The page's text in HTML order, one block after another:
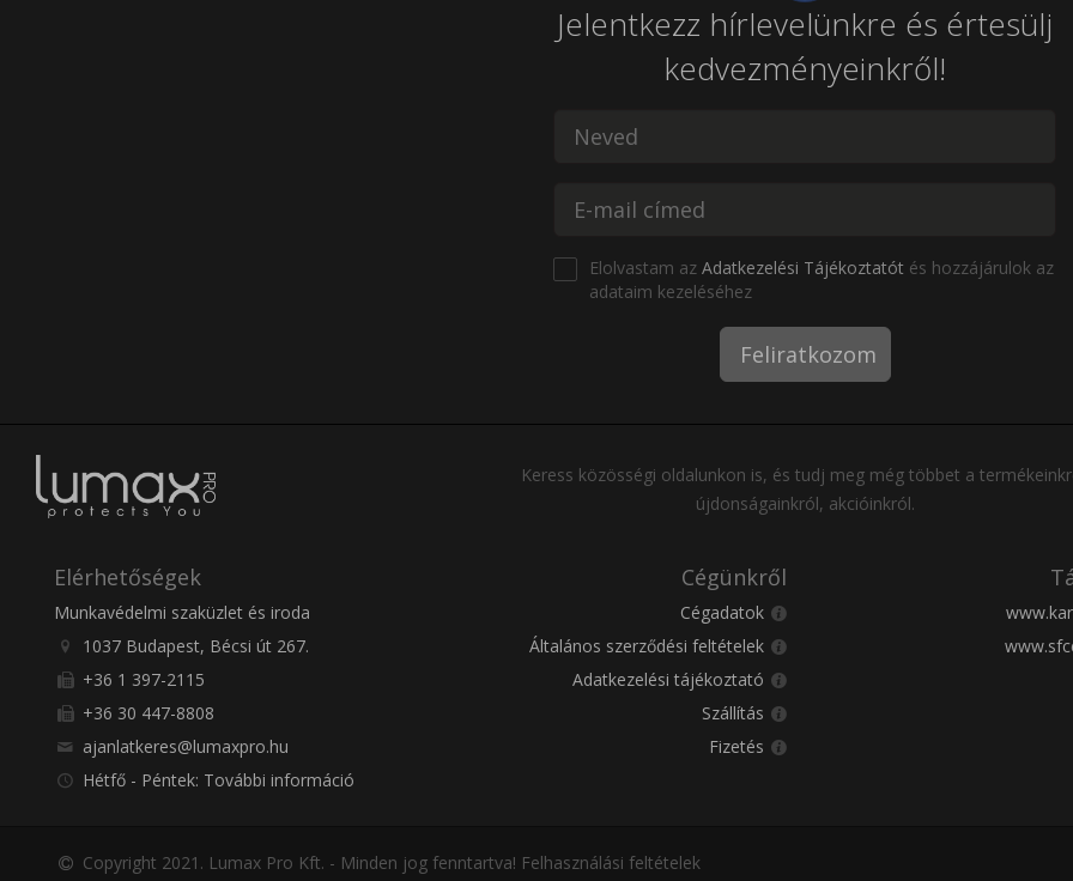
Jelentkezz hírlevelünkre és értesülj
kedvezményeinkről!
Elolvastam az Adatkezelési Tájékoztatót és hozzájárulok az
adataim kezeléséhez
Feliratkozom
Keress közösségi oldalunkon is, és tudj meg még többet a
újdonságainkról, akcióinkról.
Elérhetőségek
Munkavédelmi szaküzlet és iroda
1037 Budapest, Bécsi út 267.
+36 1 397-2115
+36 30 447-8808
ajanlatkeres@lumaxpro.hu
Hétfő - Péntek: További információ
Cégünkről
Cégadatok
Általános szerződési feltételek
Adatkezelési tájékoztató
Szállítás
Fizetés
Copyright 2021. Lumax Pro Kft. - Minden jog fenntartva! Felhasználási feltételek